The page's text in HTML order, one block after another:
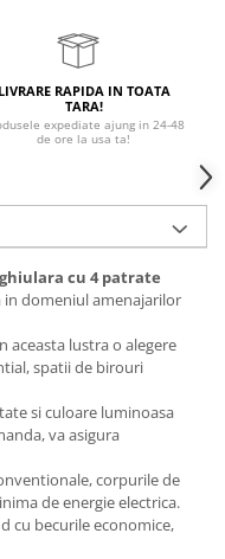
LIVRARE RAPIDA IN TOATA
TARA!
expediate ajung in 24-48
de ore la usa ta!
cu 4 patrate
domeniul amenajarilor
aceasta lustra o alegere
spatii de birouri
si culoare luminoasa
va asigura
corpurile de
de energie electrica.
cu becurile economice,